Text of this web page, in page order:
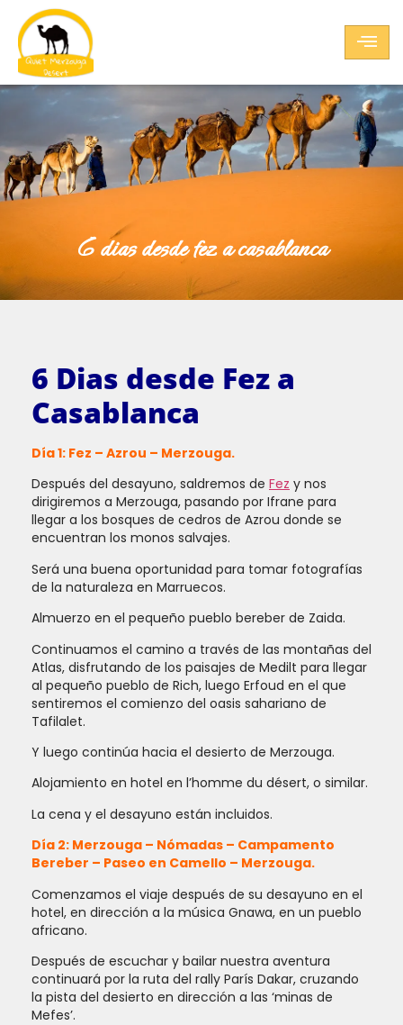
6 dias desde fez a casablanca
6 Dias desde Fez a
Casablanca
Día 1: Fez – Azrou – Merzouga.
Después del desayuno, saldremos de Fez y nos
dirigiremos a Merzouga, pasando por Ifrane para
llegar a los bosques de cedros de Azrou donde se
encuentran los monos salvajes.
Será una buena oportunidad para tomar fotografías
de la naturaleza en Marruecos.
Almuerzo en el pequeño pueblo bereber de Zaida.
Continuamos el camino a través de las montañas del
Atlas, disfrutando de los paisajes de Medilt para llegar
al pequeño pueblo de Rich, luego Erfoud en el que
sentiremos el comienzo del oasis sahariano de
Tafilalet.
Y luego continúa hacia el desierto de Merzouga.
Alojamiento en hotel en l’homme du désert, o similar.
La cena y el desayuno están incluidos.
Día 2: Merzouga – Nómadas – Campamento
Bereber – Paseo en Camello – Merzouga.
Comenzamos el viaje después de su desayuno en el
hotel, en dirección a la música Gnawa, en un pueblo
africano.
Después de escuchar y bailar nuestra aventura
continuará por la ruta del rally París Dakar, cruzando
la pista del desierto en dirección a las ‘minas de
Mefes’.